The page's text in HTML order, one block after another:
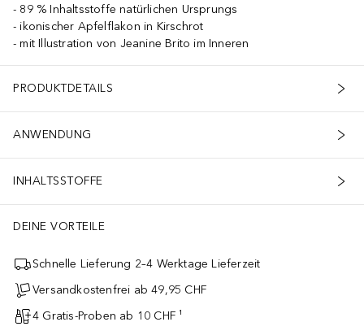
89 % Inhaltsstoffe natürlichen Ursprungs
ikonischer Apfelflakon in Kirschrot
mit Illustration von Jeanine Brito im Inneren
PRODUKTDETAILS
ANWENDUNG
INHALTSSTOFFE
DEINE VORTEILE
Schnelle Lieferung 2–4 Werktage Lieferzeit
Versandkostenfrei ab 49,95 CHF
4 Gratis-Proben ab 10 CHF ¹